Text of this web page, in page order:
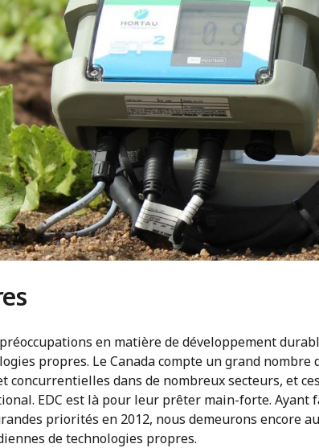
en matière de développement
propres. Le Canada compte un grand nombre
concurrentielles dans de nombreux secteurs, et
EDC est là pour leur prêter main-forte. Ayant
priorités en 2012, nous demeurons encore
de technologies propres.